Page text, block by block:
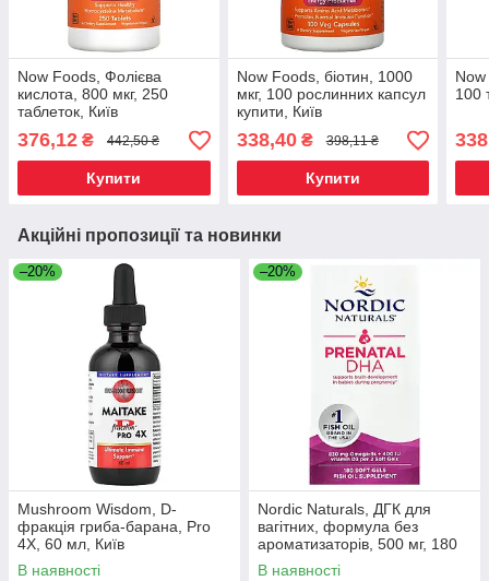
Now Foods, Фолієва
кислота, 800 мкг, 250
таблеток, Київ
376,12 ₴ 442,50 ₴
Купити
Now Foods, біотин, 1000
мкг, 100 рослинних капсул
купити, Київ
338,40₴ 398,11 ₴
Купити
100
Акційні пропозиції та новинки
–20%
Mushroom Wisdom, D-
фракція гриба-барана, Pro
4X, 60 мл, Київ
В наявності
–20%
Nordic Naturals, ДГК для
вагітних, формула без
ароматизаторів, 500 мг, 180
желатинових капсул, Київ
В наявності